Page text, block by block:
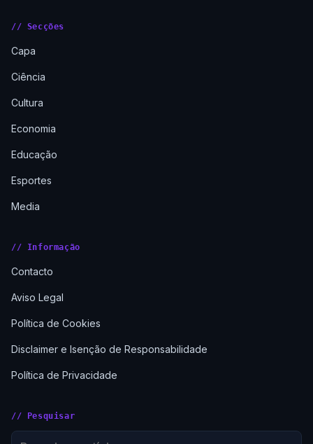
// Secções
Capa
Ciência
Cultura
Economia
Educação
Esportes
Media
// Informação
Contacto
Aviso Legal
Política de Cookies
Disclaimer e Isenção de Responsabilidade
Política de Privacidade
// Pesquisar